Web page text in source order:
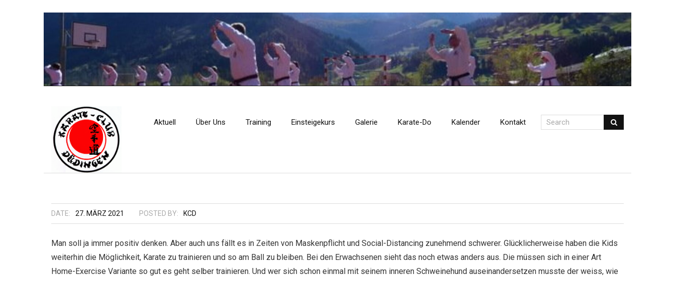
Aktuell Über Uns Training Einsteigekurs Galerie Karate-Do Kalender Kontakt
DATE: 27. MÄRZ 2021 POSTED BY: KCD
Man soll ja immer positiv denken. Aber auch uns fällt es in Zeiten von Maskenpflicht und Social-Distancing zunehmend schwerer. Glücklicherweise haben die Kids
weiterhin die Möglichkeit, Karate zu trainieren und so am Ball zu bleiben. Bei den Erwachsenen sieht das noch etwas anders aus. Die müssen sich in einer Art
Home-Exercise Variante so gut es geht selber trainieren. Und wer sich schon einmal mit seinem inneren Schweinehund auseinandersetzen musste der weiss, wie